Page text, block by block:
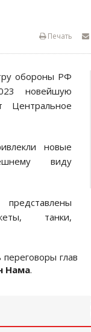
Печать
обороны РФ
новейшую
Центральное
новые
виду
танки,
глав
Нама.